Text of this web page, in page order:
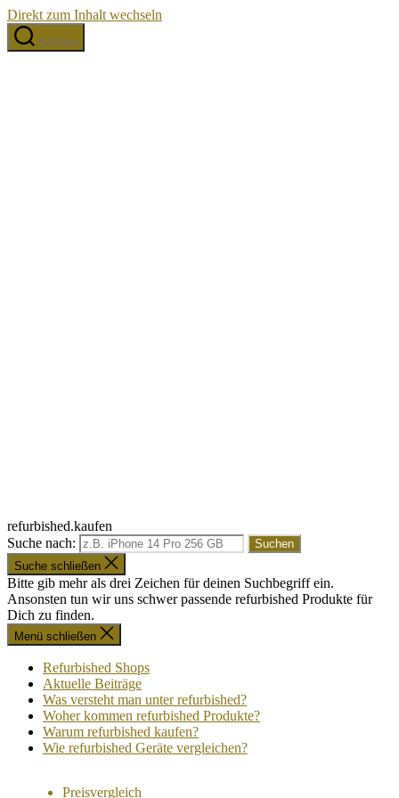
Direkt zum Inhalt wechseln
Suchen
refurbished.kaufen
Suche nach:
Suche schließen
Bitte gib mehr als drei Zeichen für deinen Suchbegriff ein.
Ansonsten tun wir uns schwer passende refurbished Produkte für
Dich zu finden.
Menü schließen
Refurbished Shops
Aktuelle Beiträge
Was versteht man unter refurbished?
Woher kommen refurbished Produkte?
Warum refurbished kaufen?
Wie refurbished Geräte vergleichen?
Preisvergleich